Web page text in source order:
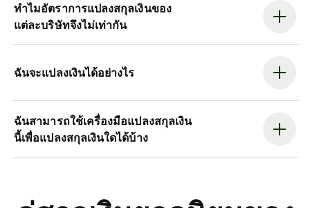
ทำไมอัตราการแปลงสกุลเงินของ
แต่ละบริษัทจึงไม่เท่ากัน
ฉันจะแปลงเงินได้อย่างไร
ฉันสามารถใช้เครื่องมือแปลงสกุลเงิน
นี้เพื่อแปลงสกุลเงินใดได้บ้าง